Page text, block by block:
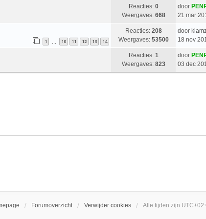
Reacties: 0
Weergaves: 668
door
21 mar
1 10 11 12 13 14
Reacties: 208
Weergaves: 53500
door
18 nov
Reacties: 1
Weergaves: 823
door
03 dec
Forumoverzicht Verwijder cookies Alle tijden zijn